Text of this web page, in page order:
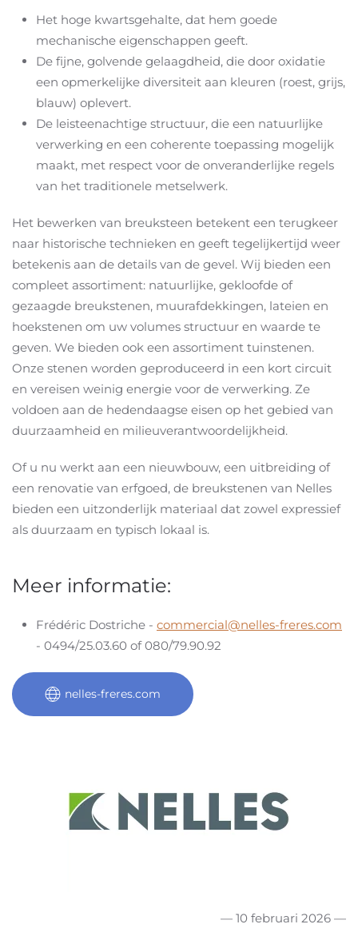
Het hoge kwartsgehalte, dat hem goede
mechanische eigenschappen geeft.
De fijne, golvende gelaagdheid, die door oxidatie
een opmerkelijke diversiteit aan kleuren (roest, grijs,
blauw) oplevert.
De leisteenachtige structuur, die een natuurlijke
verwerking en een coherente toepassing mogelijk
maakt, met respect voor de onveranderlijke regels
van het traditionele metselwerk.
Het bewerken van breuksteen betekent een terugkeer
naar historische technieken en geeft tegelijkertijd weer
betekenis aan de details van de gevel. Wij bieden een
compleet assortiment: natuurlijke, gekloofde of
gezaagde breukstenen, muurafdekkingen, lateien en
hoekstenen om uw volumes structuur en waarde te
geven. We bieden ook een assortiment tuinstenen.
Onze stenen worden geproduceerd in een kort circuit
en vereisen weinig energie voor de verwerking. Ze
voldoen aan de hedendaagse eisen op het gebied van
duurzaamheid en milieuverantwoordelijkheid.
Of u nu werkt aan een nieuwbouw, een uitbreiding of
een renovatie van erfgoed, de breukstenen van Nelles
bieden een uitzonderlijk materiaal dat zowel expressief
als duurzaam en typisch lokaal is.
Meer informatie:
Frédéric Dostriche - commercial@nelles-freres.com
- 0494/25.03.60 of 080/79.90.92
nelles-freres.com
— 10 februari 2026 —